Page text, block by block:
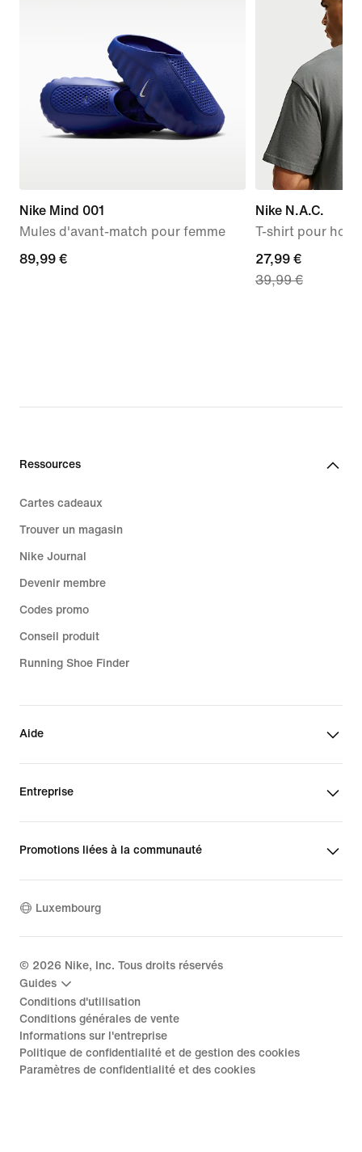
Nike Mind 001
Mules d'avant-match pour femme
89,99 €
89,99 €
Nike N.A.C.
T-shirt pour
current
price
27,99 €
39,99 €
Ressources
Cartes cadeaux
Trouver un magasin
Nike Journal
Devenir membre
Codes promo
Conseil produit
Running Shoe Finder
Aide
Entreprise
Promotions liées à la communauté
Luxembourg
© 2026 Nike, Inc. Tous droits réservés
Guides
Conditions d'utilisation
Conditions générales de vente
Informations sur l'entreprise
Politique de confidentialité et de gestion des cookies
Paramètres de confidentialité et des cookies